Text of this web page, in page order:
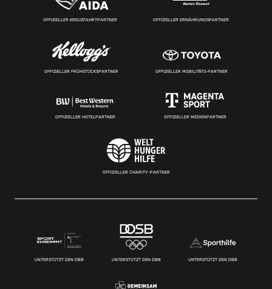
OFFIZIELLER KREUZFAHRTPARTNER OFFIZIELLER ERNÄHRUNGSPARTNER
OFFIZIELLER FRÜHSTÜCKSPARTNER OFFIZIELLER MOBILITÄTS-PARTNER
OFFIZIELLER HOTELPARTNER OFFIZIELLER MEDIENPARTNER
OFFIZIELLER CHARITY-PARTNER
UNTERSTÜTZT DEN DBB UNTERSTÜTZT DEN DBB UNTERSTÜTZT DEN DBB